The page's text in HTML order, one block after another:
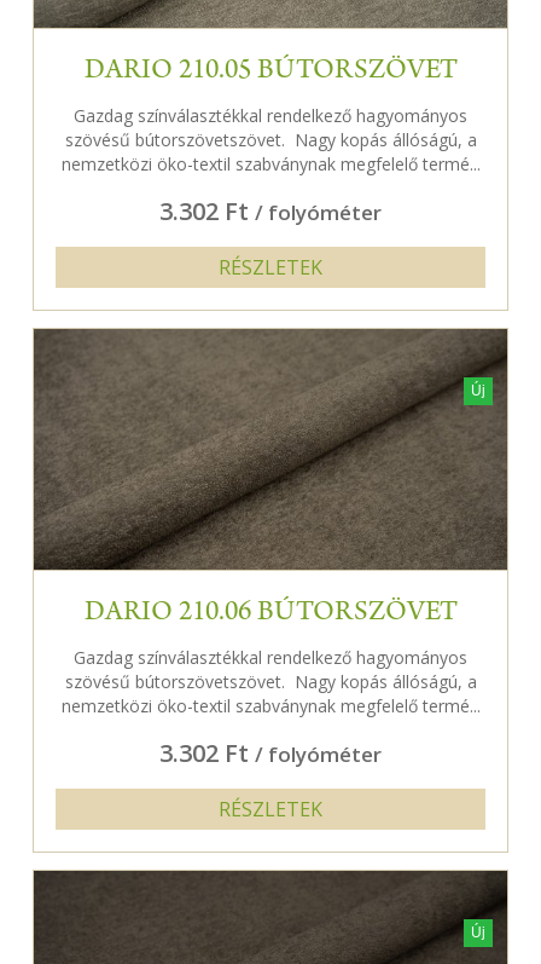
DARIO 210.05 BÚTORSZÖVET
Gazdag színválasztékkal rendelkező hagyományos
szövésű bútorszövetszövet. Nagy kopás állóságú, a
nemzetközi öko-textil szabványnak megfelelő termé...
3.302 Ft / folyóméter
RÉSZLETEK
Új
DARIO 210.06 BÚTORSZÖVET
Gazdag színválasztékkal rendelkező hagyományos
szövésű bútorszövetszövet. Nagy kopás állóságú, a
nemzetközi öko-textil szabványnak megfelelő termé...
3.302 Ft / folyóméter
RÉSZLETEK
Új